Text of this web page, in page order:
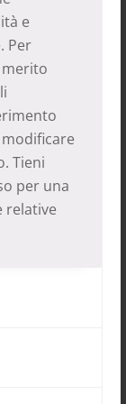
e
Per
Tieni
per una
relative
per la
usate
€, di cui i
già
Per finire i
un
ha